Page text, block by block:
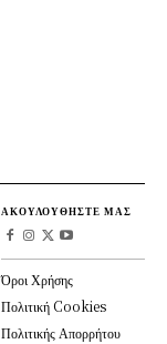
ΑΚΟΥΛΟΥΘΗΣΤΕ ΜΑΣ
Όροι Χρήσης
Πολιτική Cookies
Πολιτικής Απορρήτου